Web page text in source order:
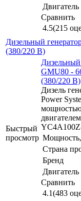
Двигатель
Сравнить
4.5(215
Дизельный
(380/220 В)
Быстрый
просмотр
Дизельный
GMU80 -
(380/220 В)
Дизель
Power
Страна
Бренд
Двигатель
Сравнить
4.1(483